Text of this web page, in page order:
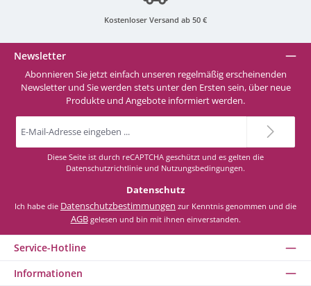
Kostenloser Versand ab 50 €
Newsletter
Abonnieren Sie jetzt einfach unseren regelmäßig erscheinenden
Newsletter und Sie werden stets unter den Ersten sein, über neue
Produkte und Angebote informiert werden.
E-
Mail-
*
Diese Seite ist durch reCAPTCHA geschützt und es gelten die
Datenschutzrichtlinie und Nutzungsbedingungen.
Datenschutz
Ich habe die Datenschutzbestimmungen zur Kenntnis genommen und die
AGBgelesen und bin mit ihnen einverstanden.
Service-Hotline
Informationen